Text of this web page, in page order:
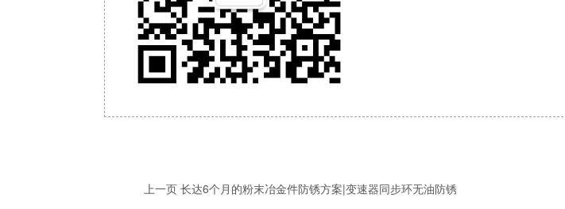
上一页 长达6个月的粉末冶金件防锈方案|变速器同步环无油防锈